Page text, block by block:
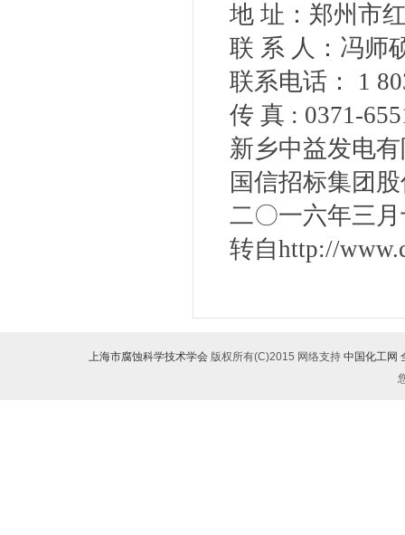
地 址：郑州市
联 系 人：冯师
联系电话： 1
传 真 : 0371-
新乡中益发电
国信招标集团
二〇一六年三
转自http://
上海市腐蚀科学技术学会 版权所有(C)2015 网络支持 中国化工网